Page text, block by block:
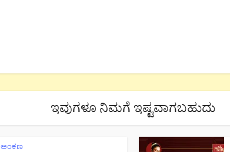
ಇವುಗಳೂ ನಿಮಗೆ ಇಷ್ಟವಾಗಬಹುದು
ಅಂಕಣ